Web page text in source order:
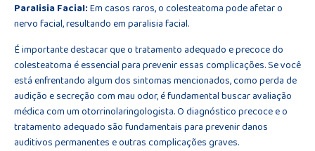
Paralisia Facial:Em casos raros, o colesteatoma pode afetar o
nervo facial, resultando em paralisia facial.
É importante destacar que o tratamento adequado e precoce do
colesteatoma é essencial para prevenir essas complicações. Se você
está enfrentando algum dos sintomas mencionados, como perda de
audição e secreção com mau odor, é fundamental buscar avaliação
médica com um otorrinolaringologista. O diagnóstico precoce e o
tratamento adequado são fundamentais para prevenir danos
auditivos permanentes e outras complicações graves.